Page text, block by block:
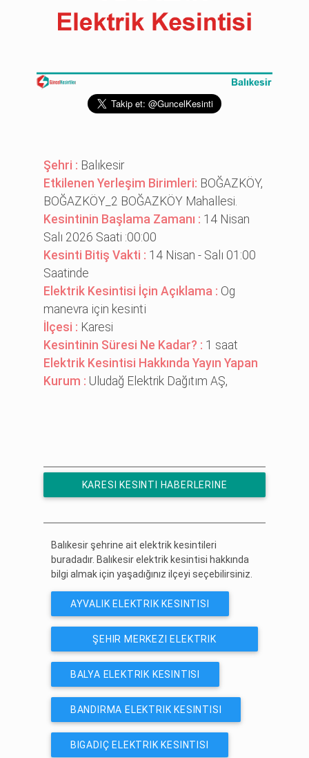
Şehri : Balıkesir
Etkilenen Yerleşim Birimleri: BOĞAZKÖY,
BOĞAZKÖY_2 BOĞAZKÖY Mahallesi.
Kesintinin Başlama Zamanı : 14 Nisan
Salı 2026 Saati :00:00
Kesinti Bitiş Vakti : 14 Nisan - Salı 01:00
Saatinde
Elektrik Kesintisi İçin Açıklama : Og
manevra i̇çi̇n kesi̇nti̇
İlçesi : Karesi
Kesintinin Süresi Ne Kadar? : 1 saat
Elektrik Kesintisi Hakkında Yayın Yapan
Kurum : Uludağ Elektrik Dağıtım AŞ,
KARESI KESINTI HABERLERINE
Balıkesir şehrine ait elektrik kesintileri
buradadır. Balıkesir elektrik kesintisi hakkında
bilgi almak için yaşadığınız ilçeyi seçebilirsiniz.
AYVALIK ELEKTRIK KESINTISI
ŞEHIR MERKEZI ELEKTRIK
KESINTISI
BALYA ELEKTRIK KESINTISI
BANDIRMA ELEKTRIK KESINTISI
BIGADIÇ ELEKTRIK KESINTISI